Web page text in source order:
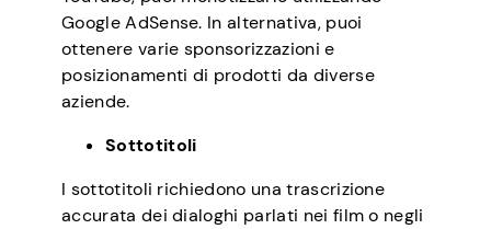
Google AdSense. In alternativa, puoi
ottenere varie sponsorizzazioni e
posizionamenti di prodotti da diverse
aziende.
Sottotitoli
I sottotitoli richiedono una trascrizione
accurata dei dialoghi parlati nei film o negli